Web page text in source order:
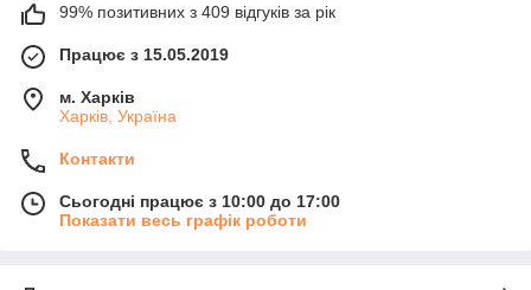
99% позитивних з 409 відгуків за рік
Працює з 15.05.2019
м. Харків
Харків, Україна
Контакти
Сьогодні працює з 10:00 до 17:00
Показати весь графік роботи